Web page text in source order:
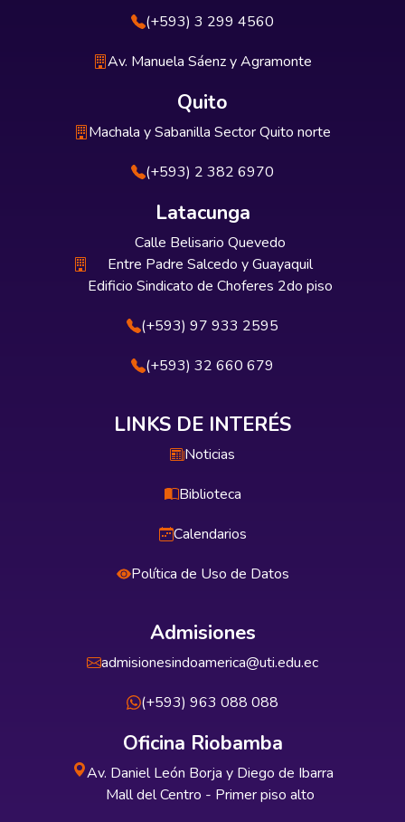
(+593) 3 299 4560
Av. Manuela Sáenz y Agramonte
Quito
Machala y Sabanilla Sector Quito norte
(+593) 2 382 6970
Latacunga
Calle Belisario Quevedo
Entre Padre Salcedo y Guayaquil
Edificio Sindicato de Choferes 2do piso
(+593) 97 933 2595
(+593) 32 660 679
LINKS DE INTERÉS
Noticias
Biblioteca
Calendarios
Política de Uso de Datos
Admisiones
admisionesindoamerica@uti.edu.ec
(+593) 963 088 088
Oficina Riobamba
Av. Daniel León Borja y Diego de Ibarra
Mall del Centro - Primer piso alto